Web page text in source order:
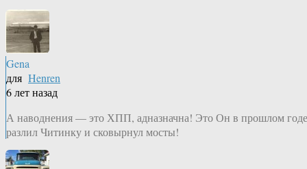
Gena
для Henren
6 лет назад
А наводнения — это ХПП, адназначна! Это Он в прошлом годе
разлил Читинку и сковырнул мосты!